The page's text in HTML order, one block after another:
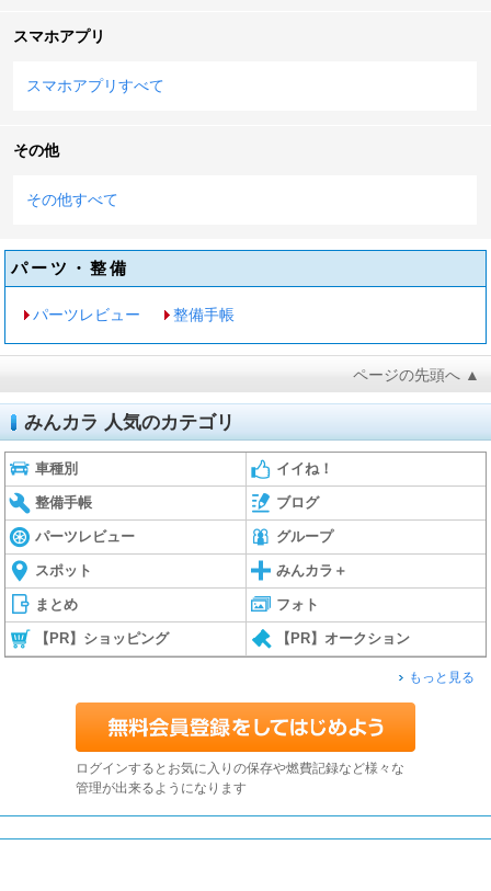
スマホアプリ
スマホアプリすべて
その他
その他すべて
パーツ・整備
パーツレビュー 整備手帳
ページの先頭へ ▲
みんカラ 人気のカテゴリ
車種別 イイね！
整備手帳 ブログ
パーツレビュー グループ
スポット みんカラ＋
まとめ フォト
【PR】ショッピング 【PR】オークション
もっと見る
ログインするとお気に入りの保存や燃費記録など様々な
管理が出来るようになります